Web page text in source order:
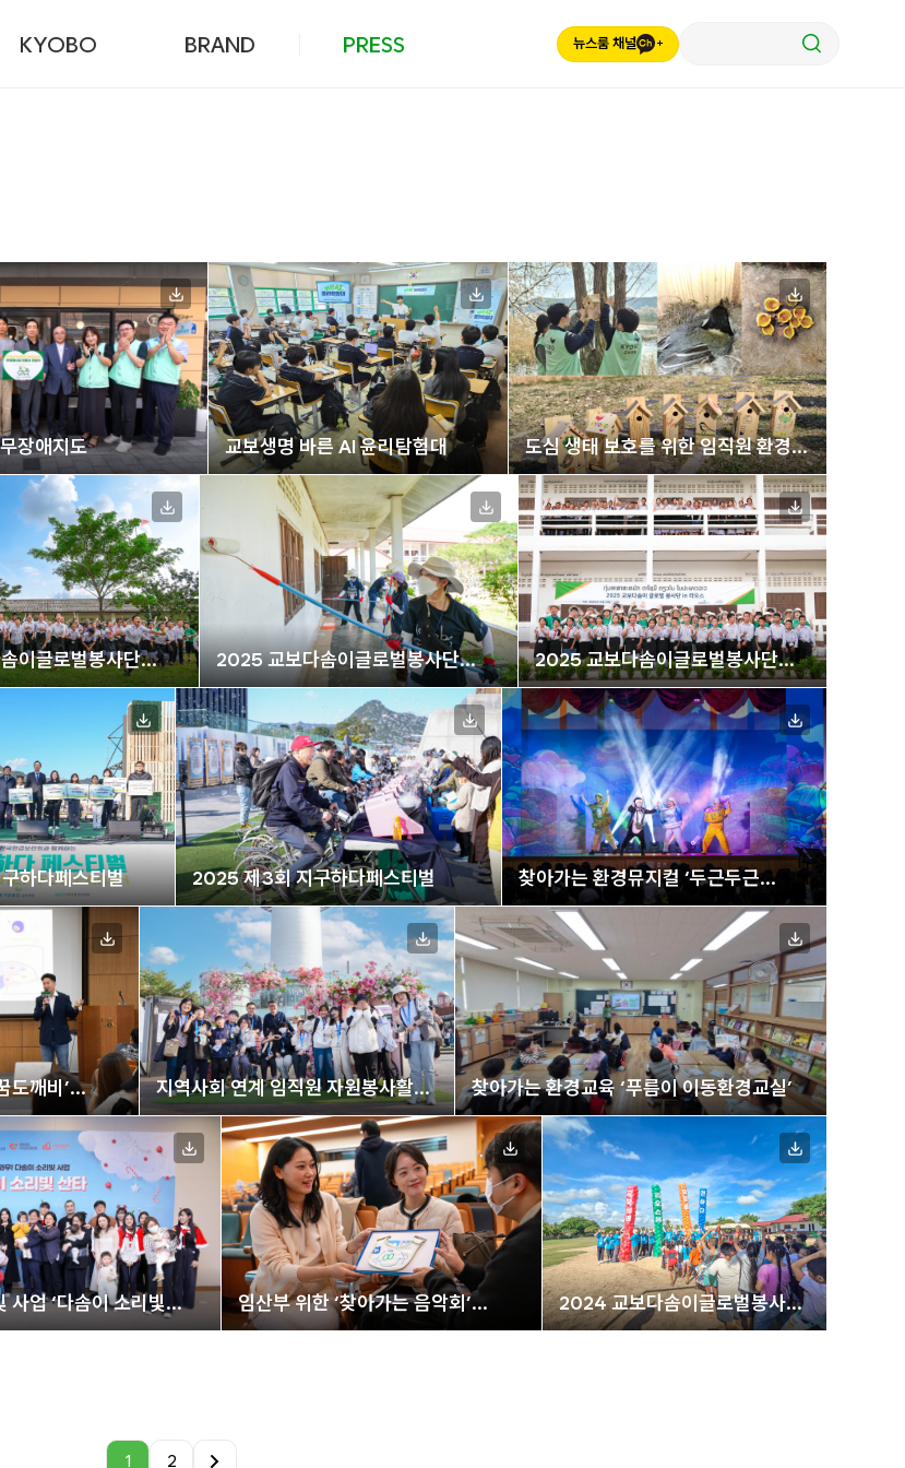
KYOBO BRAND PRESS 뉴스룸 채널
장애지도 교보생명 바른 AI 윤리탐험대
도심 생태 보호를 위한 임직원 환경
봉사활동
이글로벌봉사단
동
2025 교보다솜이글로벌봉사단
라오스 봉사활동
2025 교보다솜이글로벌봉사단
라오스 봉사활동
하다페스티벌 2025 제3회 지구하다페스티벌
찾아가는 환경뮤지컬 ‘두근두근
새로나 챌린지’
도깨비’
지역사회 연계 임직원 자원봉사활동
‘1팀1지역 아동센터’
찾아가는 환경교육 ‘푸름이 이동환경교실’
사업 ‘다솜이 소리빛
임산부 위한 ‘찾아가는 음악회’
스마일 턱받이 전달
2024 교보다솜이글로벌봉사단
라오스 봉사활동
1 2